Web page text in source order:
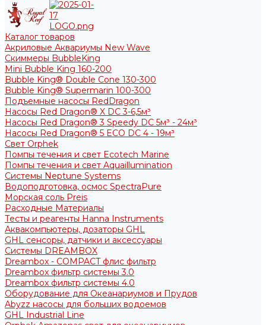
Каталог товаров
Акриловые Аквариумы New Wave
Скиммеры BubbleKing
Mini Bubble King 160-200
Bubble King® Double Cone 130-300
Bubble King® Supermarin 100-300
Подъемные насосы RedDragon
Насосы Red Dragon® X DC 3-6,5м³
Насосы Red Dragon® 3 Speedy DC 5м³ - 24м³
Насосы Red Dragon® 5 ECO DC 4 - 19м³
Свет Orphek
Помпы течения и свет Ecotech Marine
Помпы течения и свет Aquaillumination
Системы Neptune Systems
Водоподготовка, осмос SpectraPure
Морская соль Preis
Расходные Материалы
Тесты и реагенты Hanna Instruments
Аквакомпьютеры, дозаторы GHL
GHL сенсоры, датчики и аксессуары
Системы DREAMBOX
Dreambox - COMPACT флис фильтр
Dreambox фильтр системы 3.0
Dreambox фильтр системы 4.0
Оборудование для Океанариумов и Прудов
Abyzz насосы для больших водоемов
GHL Industrial Line